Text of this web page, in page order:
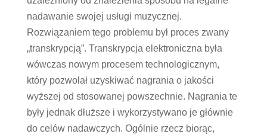
nadawanie swojej usługi muzycznej.
Rozwiązaniem tego problemu był proces zwany
„transkrypcją”. Transkrypcja elektroniczna była
wówczas nowym procesem technologicznym,
który pozwolał uzyskiwać nagrania o jakości
wyższej od stosowanej powszechnie. Nagrania te
były jednak dłuższe i wykorzystywano je głównie
do celów nadawczych. Ogólnie rzecz biorąc,